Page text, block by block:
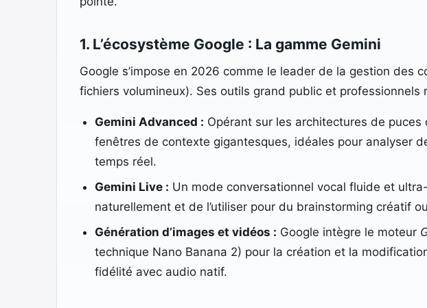
1. L’écosystème Google : La gamme Gemini
Google s’impose en 2026 comme le leader de la gestion
fichiers volumineux). Ses outils grand public et
Gemini Advanced : Opérant sur les architectures de
fenêtres de contexte gigantesques, idéales pour analyser
temps réel.
Gemini Live : Un mode conversationnel vocal fluide et
naturellement et de l’utiliser pour du brainstorming créatif
Génération d’images et vidéos : Google intègre le moteur
technique Nano Banana 2) pour la création et la
fidélité avec audio natif.